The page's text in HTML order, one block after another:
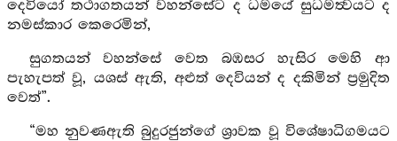
දෙවියෝ තථාගතයන් වහන්සේට ද ධර්‍මයේ සුධර්‍මත්‍වයට ද
නමස්කාර කෙරෙමින්,
සුගතයන් වහන්සේ වෙත බඹසර හැසිර මෙහි ආ
පැහැපත් වූ, යශස් ඇති, අළුත් දෙවියන් ද දකිමින් ප්‍රමුදිත
වෙත්”.
“මහ නුවණඇති බුදුරජුන්ගේ ශ්‍රාවක වූ විශේෂාධිගමයට